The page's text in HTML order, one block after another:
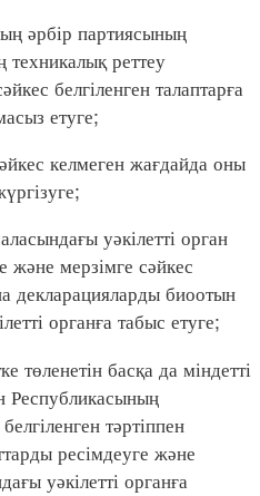
әрбір партиясының
техникалық реттеу
белгіленген талаптарға
етуге;
келмеген жағдайда оны
уәкілетті орган
және мерзімге сәйкес
биоотын
органға табыс етуге;
басқа да міндетті
Республикасының
тәртіппен
ресімдеуге және
уәкілетті органға